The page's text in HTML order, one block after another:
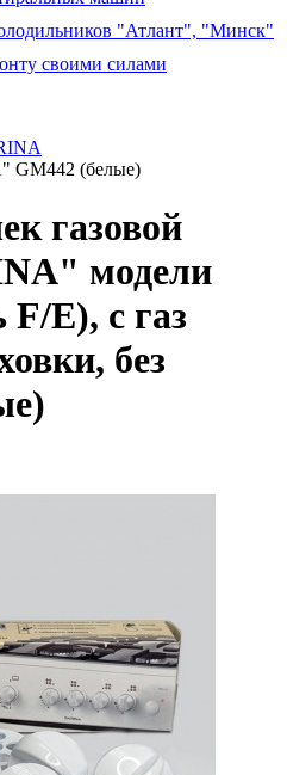
"Атлант", "Минск"
своими силами
GM442 (белые)
газовой
модели
E), с газ
без